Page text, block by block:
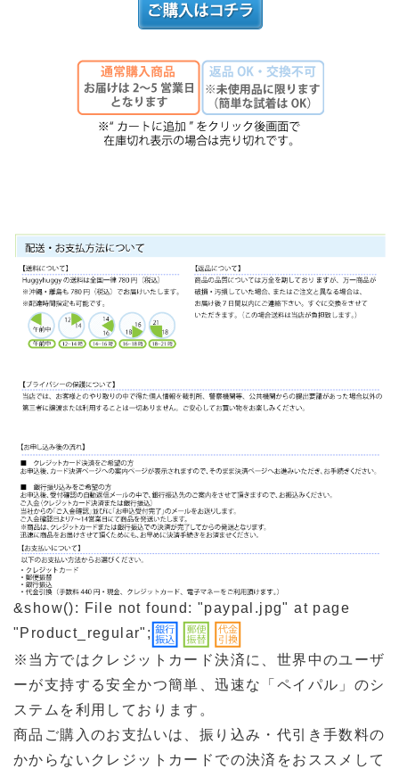
&show(): File not found: "paypal.jpg" at page
"Product_regular";
※当方ではクレジットカード決済に、世界中のユーザ
ーが支持する安全かつ簡単、迅速な「ペイパル」のシ
ステムを利用しております。
商品ご購入のお支払いは、振り込み・代引き手数料の
かからないクレジットカードでの決済をおススメして